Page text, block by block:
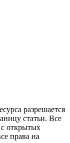
разрешается
статьи. Все
открытых
права на